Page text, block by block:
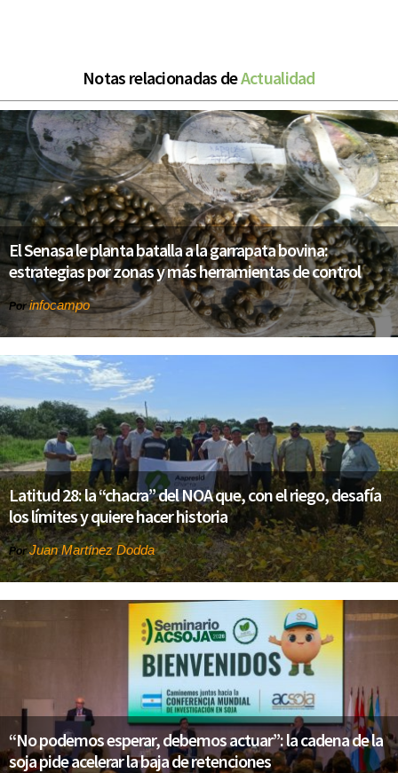
Notas relacionadas deActualidad
El Senasa le planta batalla a la garrapata bovina:
estrategias por zonas y más herramientas de control
Porinfocampo
Latitud 28: la “chacra” del NOA que, con el riego, desafía
los límites y quiere hacer historia
PorJuan Martínez Dodda
“No podemos esperar, debemos actuar”: la cadena de la
soja pide acelerar la baja de retenciones